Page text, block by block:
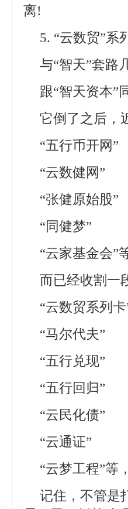
离!
5. “云数贸”系
与“智天”套路
跟“智天资本”
它倒了之后，
“五行币开网”
“云数健网”
“张健原始股”
“同健梦”
“云家基金会”
而已经收割一
“云数贸系列卡
“马尔代夫”
“五行兑现”
“五行回归”
“云民化债”
“云通证”
“云梦工程”等
记住，不管是